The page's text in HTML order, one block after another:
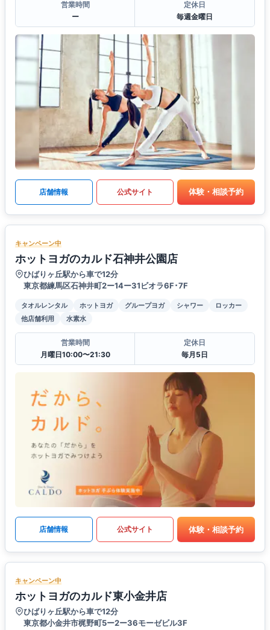
営業時間
ー
定休日
毎週金曜日
店舗情報 公式サイト 体験・相談予約
キャンペーン中
ホットヨガのカルド石神井公園店
ひばりヶ丘駅から車で12分
東京都練馬区石神井町2ー14ー31ビオラ6F･7F
タオルレンタル ホットヨガ グループヨガ シャワー
ロッカー
他店舗利用
水素水
営業時間
月曜日10:00〜21:30
定休日
毎月5日
店舗情報 公式サイト 体験・相談予約
キャンペーン中
ホットヨガのカルド東小金井店
ひばりヶ丘駅から車で12分
東京都小金井市梶野町5ー2ー36モーゼビル3F